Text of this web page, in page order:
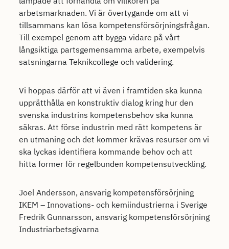
arbetsmarknaden. Vi är övertygande om att vi
tillsammans kan lösa kompetensförsörjningsfrågan.
Till exempel genom att bygga vidare på vårt
långsiktiga partsgemensamma arbete, exempelvis
satsningarna Teknikcollege och validering.
Vi hoppas därför att vi även i framtiden ska kunna
upprätthålla en konstruktiv dialog kring hur den
svenska industrins kompetensbehov ska kunna
säkras. Att förse industrin med rätt kompetens är
en utmaning och det kommer krävas resurser om vi
ska lyckas identifiera kommande behov och att
hitta former för regelbunden kompetensutveckling.
Joel Andersson, ansvarig kompetensförsörjning
IKEM – Innovations- och kemiindustrierna i Sverige
Fredrik Gunnarsson, ansvarig kompetensförsörjning
Industriarbetsgivarna